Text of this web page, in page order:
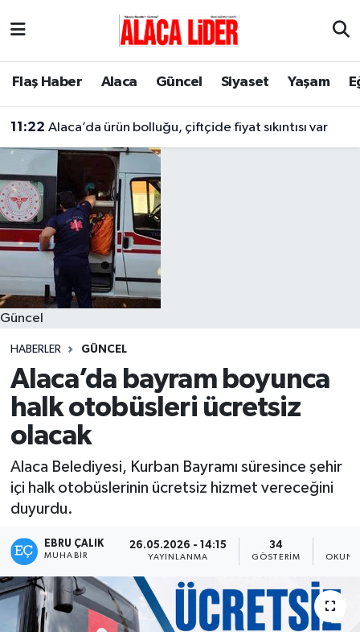
Flaş Haber Alaca Güncel Siyaset Yaşam
11:22 Alaca’da ürün bolluğu, çiftçide fiyat sıkıntısı var
Güncel
HABERLER GÜNCEL
Alaca’da bayram boyunca
halk otobüsleri ücretsiz
olacak
Alaca Belediyesi, Kurban Bayramı süresince şehir
içi halk otobüslerinin ücretsiz hizmet vereceğini
duyurdu.
EBRU ÇALIK
MUHABIR
26.05.2026 - 14:15
YAYINLANMA
34
GÖSTERIM
Çorum Nöbetçi Eczaneler
Çorum Trafik Yoğunluk Haritası
Süper Lig Puan Durumu ve Fikstür
Tüm Manşetler
Son Dakika Haberleri
Haber Arşivi